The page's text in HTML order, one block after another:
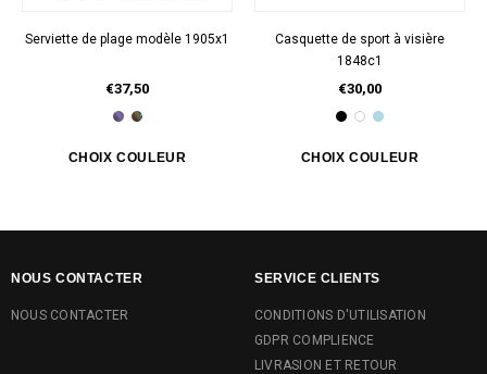
Serviette de plage modèle 1905x1
€37,50
Casquette de sport à visière
1848c1
€30,00
NOUS CONTACTER
NOUS CONTACTER
SERVICE CLIENTS
CONDITIONS D'UTILISATION
GDPR COMPLIENCE
LIVRASION ET RETOUR